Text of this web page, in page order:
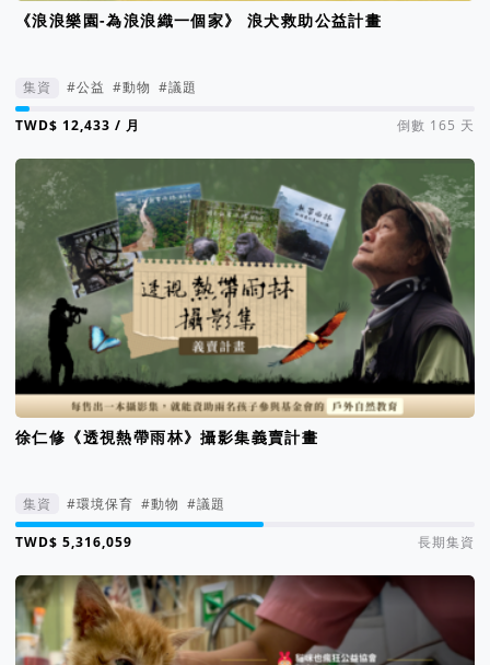
《浪浪樂園-為浪浪織一個家》 浪犬救助公益計畫
集資 #公益 #動物 #議題
集資進度 3%
/ 月 倒數 165 天
徐仁修《透視熱帶雨林》攝影集義賣計畫
集資 #環境保育 #動物 #議題
集資進度 54%
長期集資